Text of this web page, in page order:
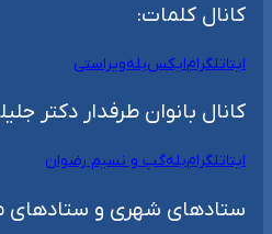
کانال کلمات:
ایتاتلگرامایکسبلهویراستی
کانال بانوان طرفدار دکتر
ایتاتلگرامبلهگپ و نسیم رضوان
ستادهای شهری و ستادهای